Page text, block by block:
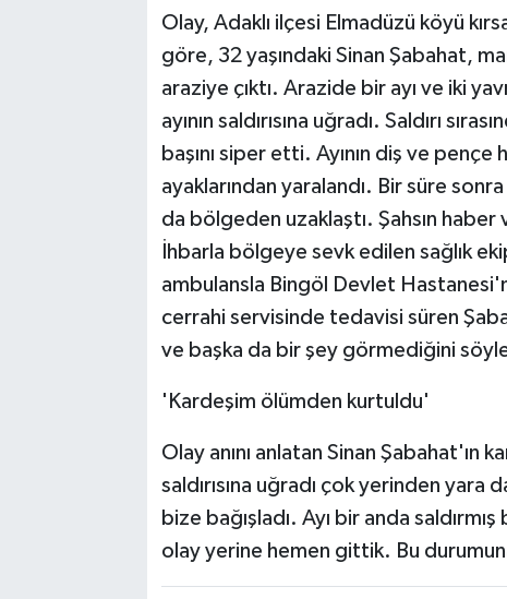
Olay, Adaklı ilçesi Elmadüzü köyü
göre, 32 yaşındaki Sinan Şabahat,
araziye çıktı. Arazide bir ayı ve iki
ayının saldırısına uğradı. Saldırı
başını siper etti. Ayının diş ve
ayaklarından yaralandı. Bir süre
da bölgeden uzaklaştı. Şahsın haber
İhbarla bölgeye sevk edilen sağlık
ambulansla Bingöl Devlet
cerrahi servisinde tedavisi süren
ve başka da bir şey görmediğini
'Kardeşim ölümden kurtuldu'
Olay anını anlatan Sinan Şabahat'ın
saldırısına uğradı çok yerinden
bize bağışladı. Ayı bir anda
olay yerine hemen gittik. Bu